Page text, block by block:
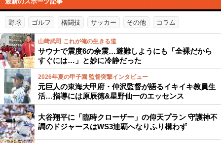
野球 ゴルフ 格闘技 サッカー その他 コラム
山﨑武司 これが俺の生きる道
サウナで震度6の余震…避難しようにも「全裸だから
すぐには…」と妙に冷静だった
2026年夏の甲子園 監督突撃インタビュー
元巨人の東海大甲府・仲沢監督が語るイキイキ教員生
活…指導には原辰徳&星野仙一のエッセンス
大谷翔平に「臨時クローザー」の仰天プラン 守護神不
調のドジャースはWS3連覇へなりふり構わず